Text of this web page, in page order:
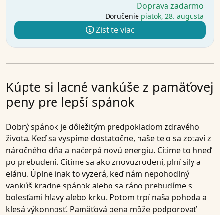
Doprava zadarmo
Doručenie piatok, 28. augusta
Zistite viac
Kúpte si lacné vankúše z pamäťovej
peny pre lepší spánok
Dobrý spánok je dôležitým predpokladom zdravého
života. Keď sa vyspíme dostatočne, naše telo sa zotaví z
náročného dňa a načerpá novú energiu. Cítime to hneď
po prebudení. Cítime sa ako znovuzrodení, plní sily a
elánu. Úplne inak to vyzerá, keď nám nepohodlný
vankúš kradne spánok alebo sa ráno prebudíme s
bolesťami hlavy alebo krku. Potom trpí naša pohoda a
klesá výkonnosť. Pamäťová pena môže podporovať